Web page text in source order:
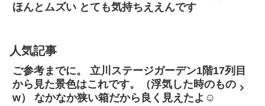
ほんとムズい とても気持ちええんです
人気記事
ご参考までに。 立川ステージガーデン1階17列目
から見た景色はこれです。（浮気した時のもの
w） なかなか狭い箱だから良く見えたよ☺